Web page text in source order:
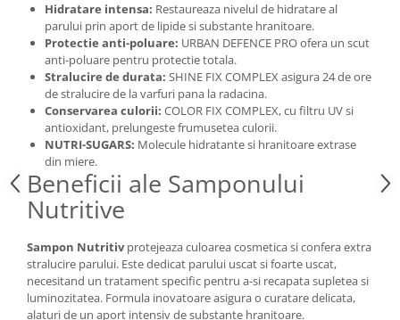
Hidratare intensa: Restaureaza nivelul de hidratare al
parului prin aport de lipide si substante hranitoare.
Protectie anti-poluare: URBAN DEFENCE PRO ofera un scut
anti-poluare pentru protectie totala.
Stralucire de durata: SHINE FIX COMPLEX asigura 24 de ore
de stralucire de la varfuri pana la radacina.
Conservarea culorii: COLOR FIX COMPLEX, cu filtru UV si
antioxidant, prelungeste frumusetea culorii.
NUTRI-SUGARS: Molecule hidratante si hranitoare extrase
din miere.
Beneficii ale Samponului
Nutritive
Sampon Nutritivprotejeaza culoarea cosmetica si confera extra
stralucire parului. Este dedicat parului uscat si foarte uscat,
necesitand un tratament specific pentru a-si recapata supletea si
luminozitatea. Formula inovatoare asigura o curatare delicata,
alaturi de un aport intensiv de substante hranitoare.